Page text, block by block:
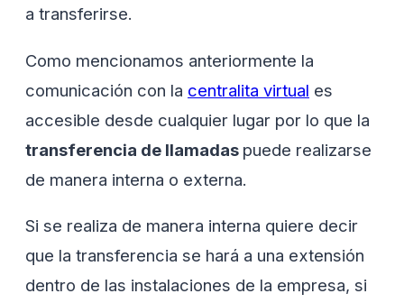
a transferirse.
Como mencionamos anteriormente la
comunicación con la centralita virtual es
accesible desde cualquier lugar por lo que la
transferencia de llamadas puede realizarse
de manera interna o externa.
Si se realiza de manera interna quiere decir
que la transferencia se hará a una extensión
dentro de las instalaciones de la empresa, si